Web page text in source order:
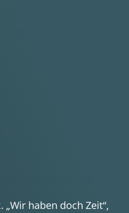
haben doch Zeit“,